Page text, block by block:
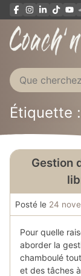
Aller
au
Étiquette
Gestion
Posté le 24
Pour quelle
aborder la
chamboulé
et des tâches